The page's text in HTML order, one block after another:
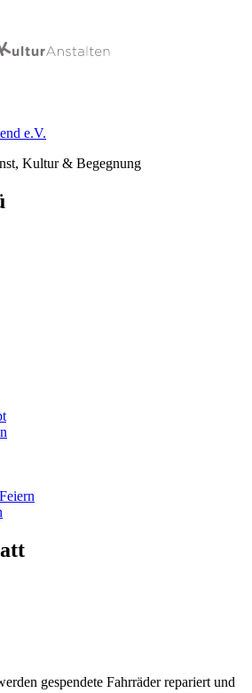
e.V.
Kultur & Begegnung
gespendete Fahrräder repariert und